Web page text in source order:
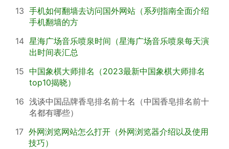
13 手机如何翻墙去访问国外网站（系列指南全面介绍
手机翻墙的方
14 星海广场音乐喷泉时间（星海广场音乐喷泉每天演
出时间表汇总
15 中国象棋大师排名（2023最新中国象棋大师排名
top10揭晓）
16 浅谈中国品牌香皂排名前十名（中国香皂排名前十
名都有哪些）
17 外网浏览网站怎么打开（外网浏览器介绍以及使用
技巧）